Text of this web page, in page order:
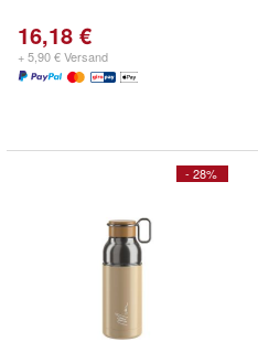
16,18 €
+ 5,90 € Versand
- 28%